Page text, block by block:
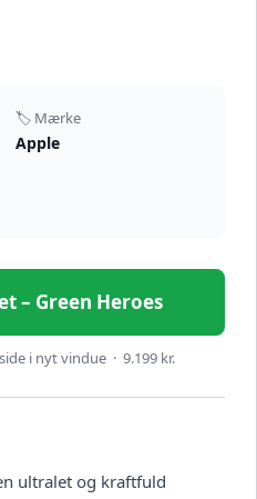
🏷️ Mærke
Apple
– Green Heroes
i nyt vindue · 9.199 kr.
ultralet og kraftfuld